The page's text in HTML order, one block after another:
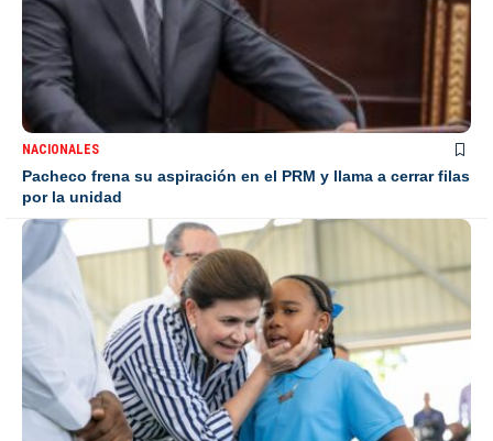
NACIONALES
Pacheco frena su aspiración en el PRM y llama a cerrar filas
por la unidad